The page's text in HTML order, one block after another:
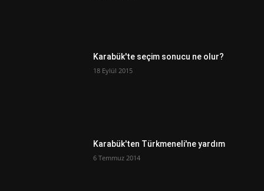
Karabük'te seçim sonucu ne olur?
18 Eylül 2015
Karabük'ten Türkmeneli'ne yardım
6 Temmuz 2014